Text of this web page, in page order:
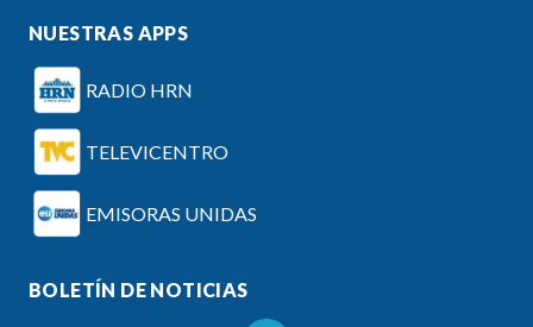
NUESTRAS APPS
RADIO HRN
TELEVICENTRO
EMISORAS UNIDAS
BOLETÍN DE NOTICIAS